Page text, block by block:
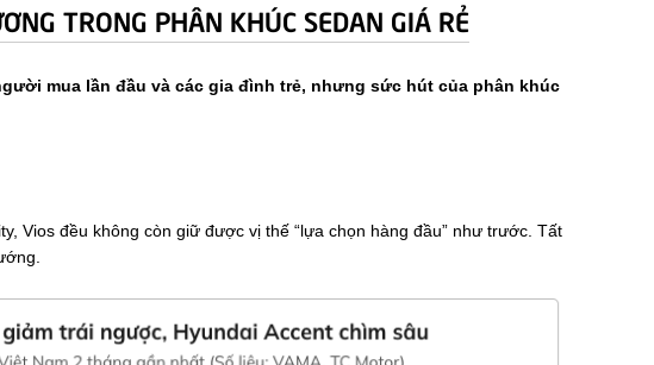
TRONG PHÂN KHÚC SEDAN GIÁ RẺ
mua lần đầu và các gia đình trẻ, nhưng sức hút của phân khúc
Vios đều không còn giữ được vị thế “lựa chọn hàng đầu” như trước. Tất